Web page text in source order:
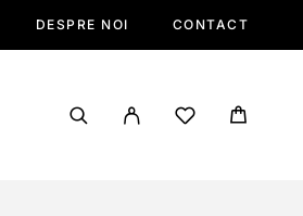
DESPRE NOI CONTACT